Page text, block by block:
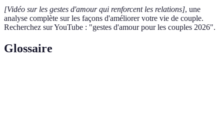
[Vidéo sur les gestes d'amour qui renforcent les relations], une
analyse complète sur les façons d'améliorer votre vie de couple.
Recherchez sur YouTube : "gestes d'amour pour les couples 2026".
Glossaire